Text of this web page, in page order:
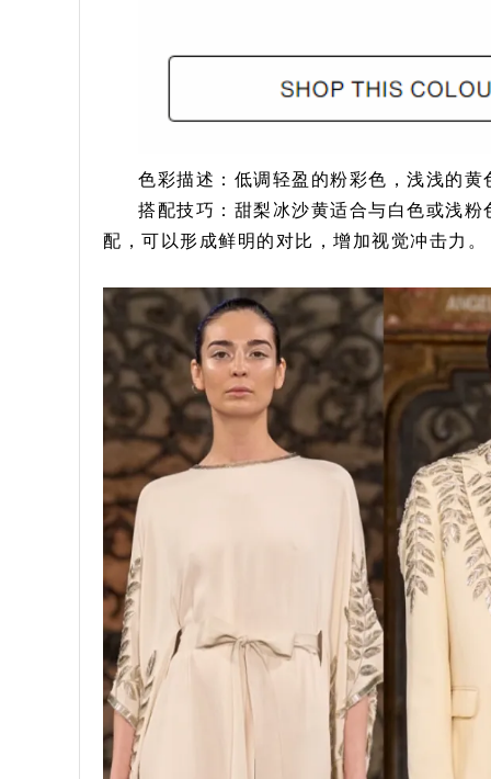
色彩描述：低调轻盈的粉彩色，浅浅的
搭配技巧：甜梨冰沙黄适合与白色或浅
配，可以形成鲜明的对比，增加视觉冲击力。